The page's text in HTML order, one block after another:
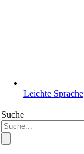
Leichte Sprache
Suche